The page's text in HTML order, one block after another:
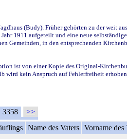
(Budy). Früher gehörten zu der weit
1911 aufgeteilt und eine neue
in den entsprechenden
ist von einer Kopie des Original-
wird kein Anspruch auf Fehlerfreiheit erhoben.
3358
>>
Name des Vaters Vorname des